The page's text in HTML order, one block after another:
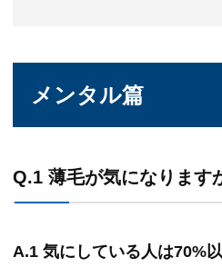
メンタル篇
Q.1 薄毛が気になります
A.1 気にしている人は70%